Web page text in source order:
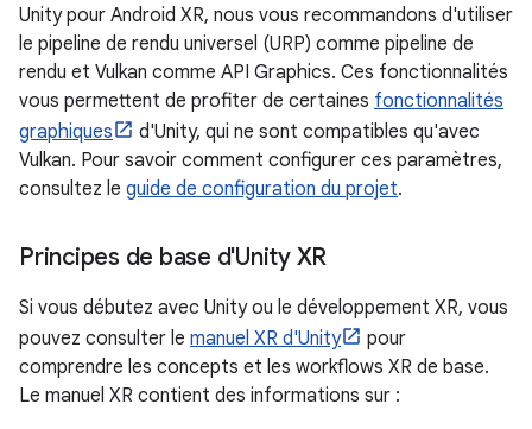
Unity pour Android XR, nous vous recommandons d'utiliser
le pipeline de rendu universel (URP) comme pipeline de
rendu et Vulkan comme API Graphics. Ces fonctionnalités
vous permettent de profiter de certaines fonctionnalités
graphiques
d'Unity, qui ne sont compatibles qu'avec
Vulkan. Pour savoir comment configurer ces paramètres,
consultez le guide de configuration du projet.
Principes de base d'Unity XR
Si vous débutez avec Unity ou le développement XR, vous
pouvez consulter le manuel XR d'Unity
pour
comprendre les concepts et les workflows XR de base.
Le manuel XR contient des informations sur :